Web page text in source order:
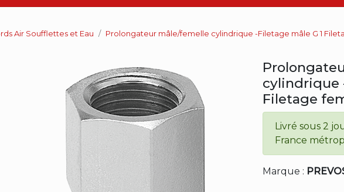
Air Soufflettes et Eau Prolongateur mâle/femelle cylindrique -Filetage mâle G 1
cylindrique
Filetage
Livré sous 2
France
Marque :